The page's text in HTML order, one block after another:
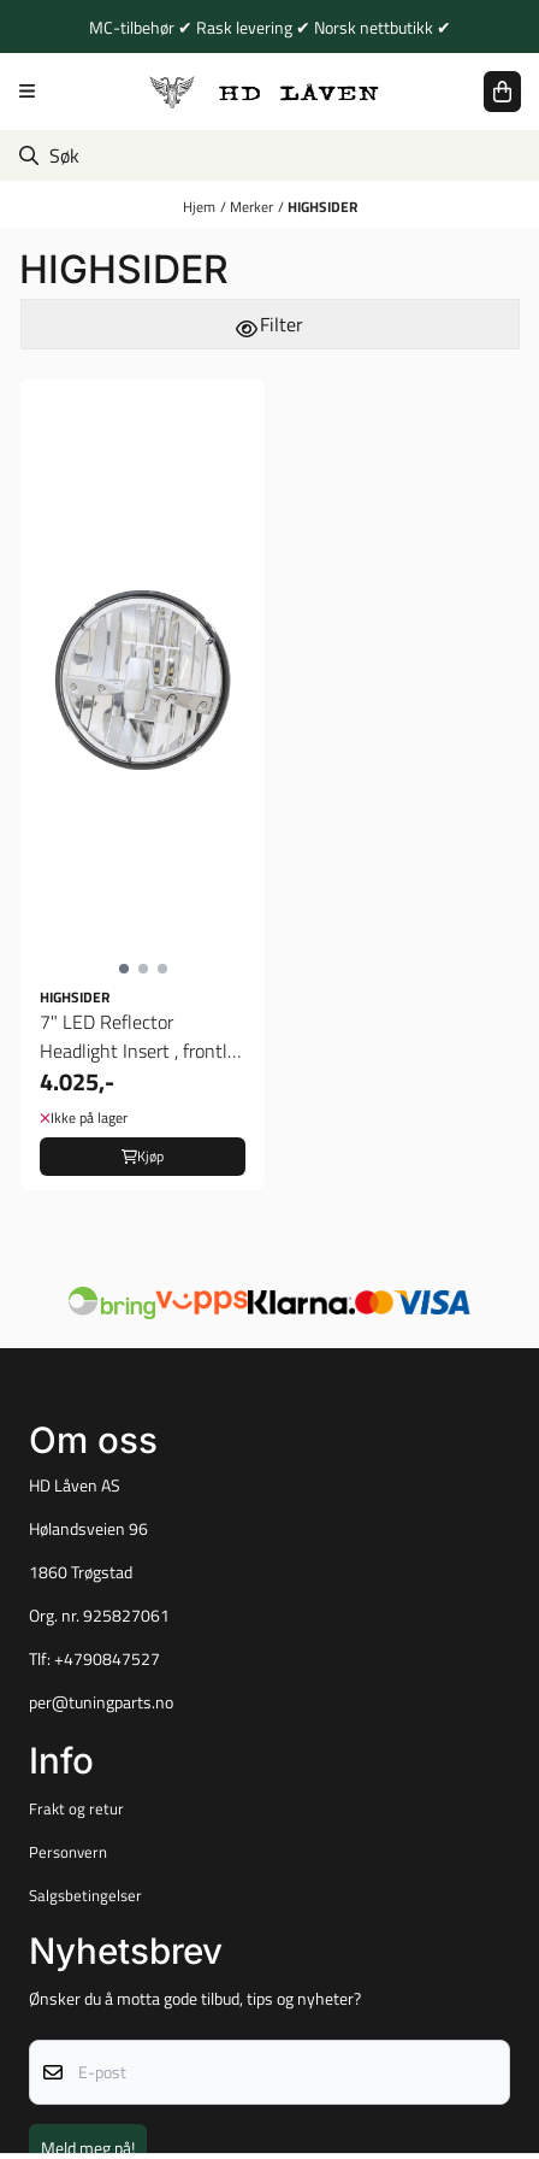
Hopp til innholdMC-tilbehør ✔ Rask levering ✔ Norsk nettbutikk ✔
Hjem / Merker /HIGHSIDER
HIGHSIDER
Filter
HIGHSIDER
7" LED Reflector
Headlight Insert , frontlys
innsats
4.025,-
Ikke på lager
Kjøp
Om oss
HD Låven AS
Hølandsveien 96
1860 Trøgstad
Org. nr. 925827061
Tlf: +4790847527
per@tuningparts.no
Info
Frakt og retur
Personvern
Salgsbetingelser
Nyhetsbrev
Ønsker du å motta gode tilbud, tips og nyheter?
E-post
Meld meg på!